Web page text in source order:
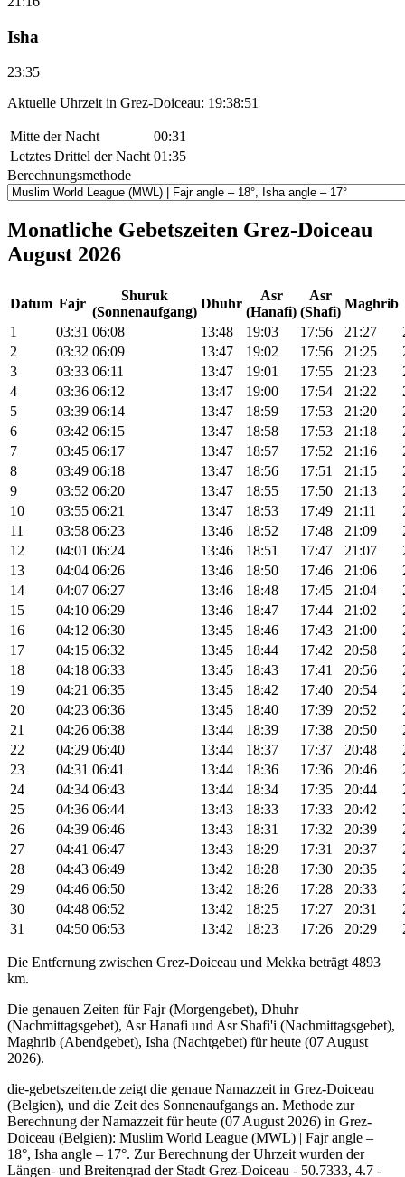
Isha
23:35
Aktuelle Uhrzeit in Grez-Doiceau: 19:38:51
Mitte der Nacht
00:31
Letztes Drittel der Nacht 01:35
Berechnungsmethode
Monatliche Gebetszeiten Grez-Doiceau
August 2026
Datum Fajr
Shuruk
(Sonnenaufgang)
Dhuhr
Asr
(Hanafi)
Asr
(Shafi)
Maghrib
1
03:31 06:08 13:48 19:03 17:56 21:27
2
03:32 06:09 13:47 19:02 17:56 21:25
3
03:33 06:11 13:47 19:01 17:55 21:23
4
03:36 06:12 13:47 19:00 17:54 21:22
5
03:39 06:14 13:47 18:59 17:53 21:20
6
03:42 06:15 13:47 18:58 17:53 21:18
7
03:45 06:17 13:47 18:57 17:52 21:16
8
03:49 06:18 13:47 18:56 17:51 21:15
9
03:52 06:20 13:47 18:55 17:50 21:13
10
03:55 06:21 13:47 18:53 17:49 21:11
11
03:58 06:23 13:46 18:52 17:48 21:09
12
04:01 06:24 13:46 18:51 17:47 21:07
13
04:04 06:26 13:46 18:50 17:46 21:06
14
04:07 06:27 13:46 18:48 17:45 21:04
15
04:10 06:29 13:46 18:47 17:44 21:02
16
04:12 06:30 13:45 18:46 17:43 21:00
17
04:15 06:32 13:45 18:44 17:42 20:58
18
04:18 06:33 13:45 18:43 17:41 20:56
19
04:21 06:35 13:45 18:42 17:40 20:54
20
04:23 06:36 13:45 18:40 17:39 20:52
21
04:26 06:38 13:44 18:39 17:38 20:50
22
04:29 06:40 13:44 18:37 17:37 20:48
23
04:31 06:41 13:44 18:36 17:36 20:46
24
04:34 06:43 13:44 18:34 17:35 20:44
25
04:36 06:44 13:43 18:33 17:33 20:42
26
04:39 06:46 13:43 18:31 17:32 20:39
27
04:41 06:47 13:43 18:29 17:31 20:37
28
04:43 06:49 13:42 18:28 17:30 20:35
29
04:46 06:50 13:42 18:26 17:28 20:33
30
04:48 06:52 13:42 18:25 17:27 20:31
31
04:50 06:53 13:42 18:23 17:26 20:29
Die Entfernung zwischen Grez-Doiceau und Mekka beträgt 4893
km.
Die genauen Zeiten für Fajr (Morgengebet), Dhuhr
(Nachmittagsgebet), Asr Hanafi und Asr Shafi'i (Nachmittagsgebet),
Maghrib (Abendgebet), Isha (Nachtgebet) für heute (07 August
2026).
die-gebetszeiten.de zeigt die genaue Namazzeit in Grez-Doiceau
(Belgien), und die Zeit des Sonnenaufgangs an. Methode zur
Berechnung der Namazzeit für heute (07 August 2026) in Grez-
Doiceau (Belgien): Muslim World League (MWL) | Fajr angle –
18°, Isha angle – 17°. Zur Berechnung der Uhrzeit wurden der
Längen- und Breitengrad der Stadt Grez-Doiceau - 50.7333, 4.7 -